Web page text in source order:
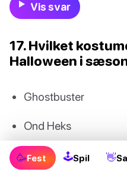
Vis svar
17. Hvilket
Halloween i
Ghostbuster
Ond Heks
Skelet
🥳Fest 🕹Spil 👋